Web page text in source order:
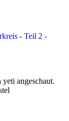
- Teil 2 -
angeschaut.